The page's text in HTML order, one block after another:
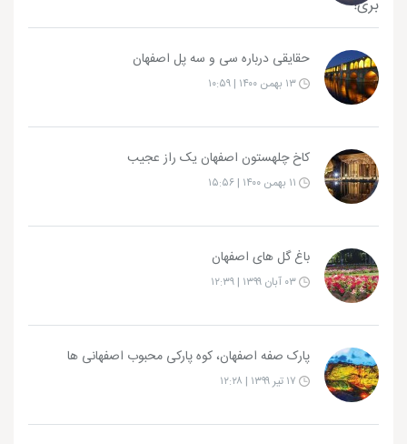
حقایقی درباره سی و سه پل اصفهان
کاخ چلهستون اصفهان یک راز عجیب
باغ گل های اصفهان
پارک صفه اصفهان، کوه پارکی محبوب اصفهانی ها